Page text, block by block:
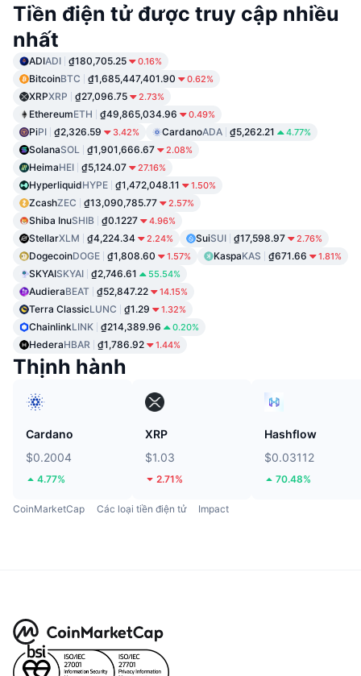
Tiền điện tử được truy cập nhiều
nhất
ADIADI ₫180,705.25 0.16%
BitcoinBTC ₫1,685,447,401.90 0.62%
XRPXRP ₫27,096.75 2.73%
EthereumETH ₫49,865,034.96 0.49%
PiPI ₫2,326.59 3.42% CardanoADA ₫5,262.21 4.77%
SolanaSOL ₫1,901,666.67 2.08%
HeimaHEI ₫5,124.07 27.16%
HyperliquidHYPE ₫1,472,048.11 1.50%
ZcashZEC ₫13,090,785.77 2.57%
Shiba InuSHIB ₫0.1227 4.96%
StellarXLM ₫4,224.34 2.24% SuiSUI ₫17,598.97 2.76%
DogecoinDOGE ₫1,808.60 1.57% KaspaKAS ₫671.66 1.81%
SKYAISKYAI ₫2,746.61 55.54%
AudieraBEAT ₫52,847.22 14.15%
Terra ClassicLUNC ₫1.29 1.32%
ChainlinkLINK ₫214,389.96 0.20%
HederaHBAR ₫1,786.92 1.44%
Thịnh hành
Cardano
$0.2004
4.77%
XRP
$1.03
2.71%
Hashflow
$0.03112
70.48%
CoinMarketCap Các loại tiền điện tử Impact